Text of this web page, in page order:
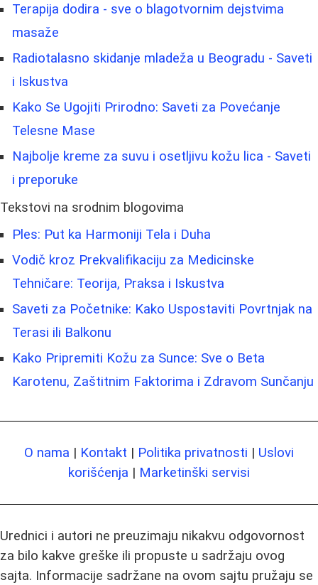
Terapija dodira - sve o blagotvornim dejstvima
masaže
Radiotalasno skidanje mladeža u Beogradu - Saveti
i Iskustva
Kako Se Ugojiti Prirodno: Saveti za Povećanje
Telesne Mase
Najbolje kreme za suvu i osetljivu kožu lica - Saveti
i preporuke
Tekstovi na srodnim blogovima
Ples: Put ka Harmoniji Tela i Duha
Vodič kroz Prekvalifikaciju za Medicinske
Tehničare: Teorija, Praksa i Iskustva
Saveti za Početnike: Kako Uspostaviti Povrtnjak na
Terasi ili Balkonu
Kako Pripremiti Kožu za Sunce: Sve o Beta
Karotenu, Zaštitnim Faktorima i Zdravom Sunčanju
O nama | Kontakt | Politika privatnosti | Uslovi
korišćenja | Marketinški servisi
Urednici i autori ne preuzimaju nikakvu odgovornost
za bilo kakve greške ili propuste u sadržaju ovog
sajta. Informacije sadržane na ovom sajtu pružaju se